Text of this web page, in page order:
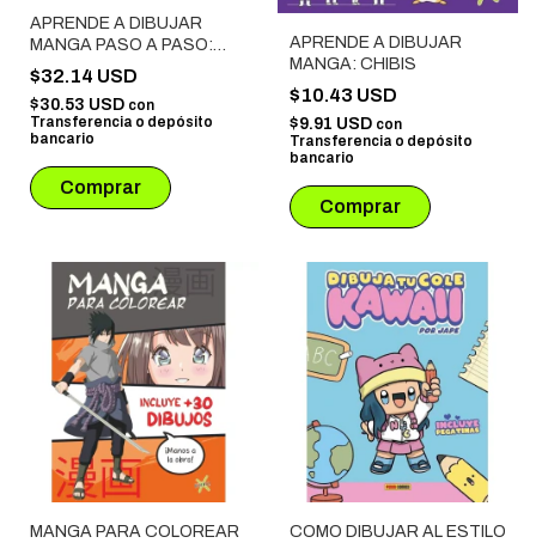
APRENDE A DIBUJAR
MANGA PASO A PASO:
SUPER PACK
$32.14 USD
$30.53 USD con
Transferencia o depósito
bancario
APRENDE A DIBUJAR
MANGA: CHIBIS
$10.43 USD
$9.91 USD con
Transferencia o depósito
bancario
MANGA PARA COLOREAR
COMO DIBUJAR AL ESTILO